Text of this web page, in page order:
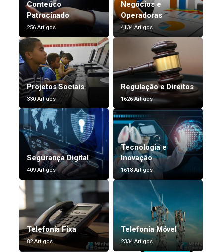
Conteúdo
Patrocinado
256 Artigos
Negócios e
Operadoras
4134 Artigos
Projetos Sociais
330 Artigos
Regulação e Direitos
1626 Artigos
Segurança Digital
409 Artigos
Tecnologia e
Inovação
1618 Artigos
Telefonia Fixa
82 Artigos
Telefonia Móvel
2334 Artigos